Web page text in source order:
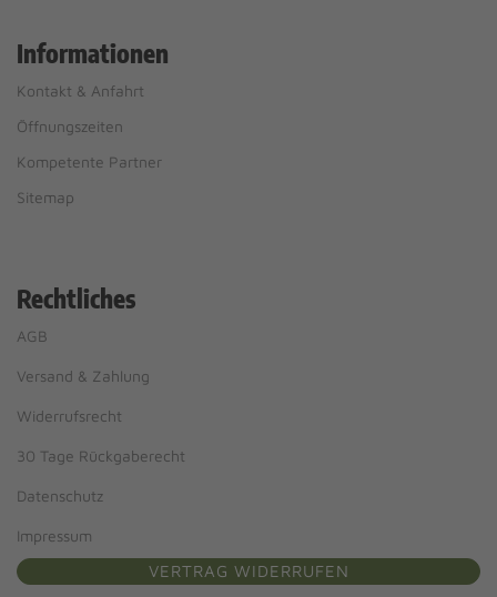
Informationen
Kontakt & Anfahrt
Öffnungszeiten
Kompetente Partner
Sitemap
Rechtliches
AGB
Versand & Zahlung
Widerrufsrecht
30 Tage Rückgaberecht
Datenschutz
Impressum
VERTRAG WIDERRUFEN